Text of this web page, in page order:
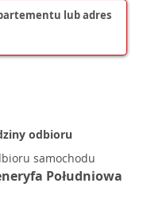
odbioru
samochodu
Południowa